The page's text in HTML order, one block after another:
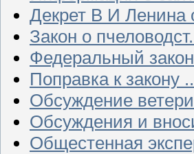
Декрет В И Ленина
Закон о
Федеральный
Поправка к закону
Обсуждение
Обсуждения и
Общестенная